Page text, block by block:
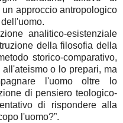
approccio antropologico
analitico-esistenziale
della filosofia della
storico-comparativo,
o lo prepari, ma
l'uomo oltre lo
di pensiero teologico-
di rispondere alla
l'uomo?”.